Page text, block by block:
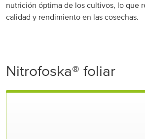
nutrición óptima de los cultivos, lo que
calidad y rendimiento en las cosechas.
Nitrofoska® foliar